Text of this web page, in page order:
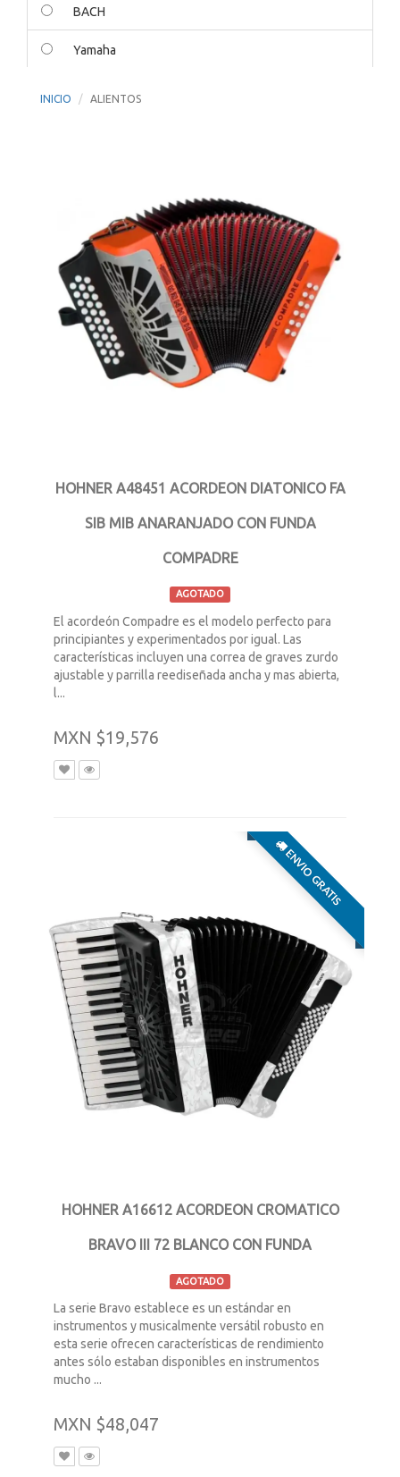
BACH
Yamaha
INICIO ALIENTOS
HOHNER A48451 ACORDEON DIATONICO FA
SIB MIB ANARANJADO CON FUNDA
COMPADRE
AGOTADO
El acordeón Compadre es el modelo perfecto para
principiantes y experimentados por igual. Las
características incluyen una correa de graves zurdo
ajustable y parrilla reediseñada ancha y mas abierta,
l...
MXN $19,576
ENVIO GRATIS
HOHNER A16612 ACORDEON CROMATICO
BRAVO III 72 BLANCO CON FUNDA
AGOTADO
La serie Bravo establece es un estándar en
instrumentos y musicalmente versátil robusto en
esta serie ofrecen características de rendimiento
antes sólo estaban disponibles en instrumentos
mucho ...
MXN $48,047